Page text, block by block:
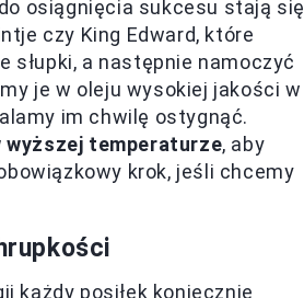
osiągnięcia sukcesu stają się
czy King Edward, które
słupki, a następnie namoczyć
je w oleju wysokiej jakości w
im chwilę ostygnąć.
wyższej temperaturze, aby
krok, jeśli chcemy
każdy posiłek koniecznie